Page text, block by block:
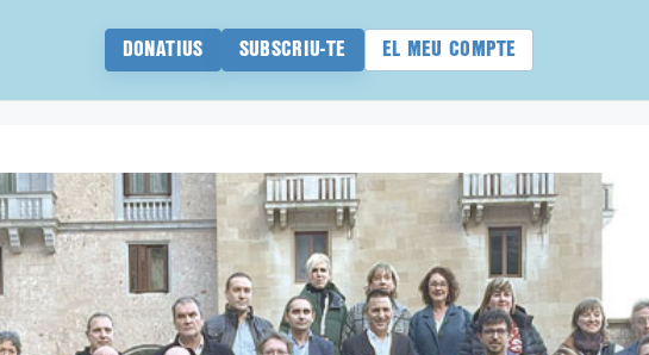
DONATIUS SUBSCRIU-TE EL MEU COMPTE